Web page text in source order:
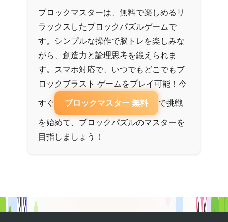
ブロックマスターは、無料で楽しめるリ
ラックスしたブロックパズルゲームで
す。シンプルな操作で脳トレを楽しみな
がら、創造力と論理思考を鍛えられま
す。スマホ対応で、いつでもどこでもブ
ロックブラスト ゲームをプレイ可能！今
すぐ
ブロックマスター 無料
で挑戦
を始めて、ブロックパズルのマスターを
目指しましょう！